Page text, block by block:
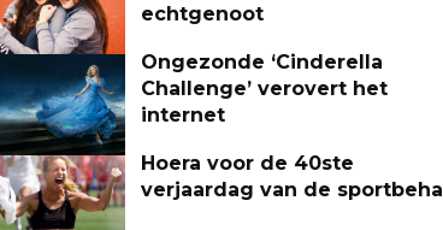
echtgenoot
Ongezonde ‘Cinderella
Challenge’ verovert het
internet
Hoera voor de 40ste
verjaardag van de sportbeha